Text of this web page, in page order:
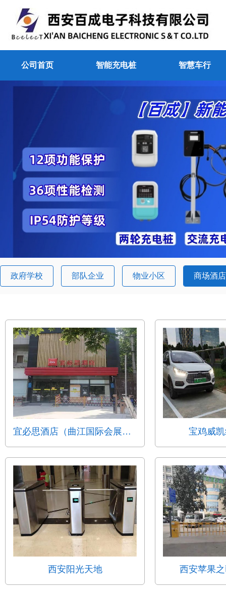
公司首页 智能充电桩 智慧车行
政府学校 部队企业 物业小区 商场酒店
宜必思酒店（曲江国际会展中心... 宝鸡威
西安阳光天地 西安苹果